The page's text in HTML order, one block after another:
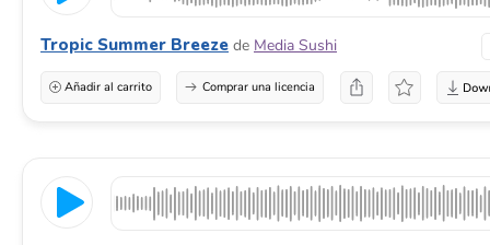
Tropic Summer Breeze de Media Sushi
Añadir al carrito Comprar una licencia